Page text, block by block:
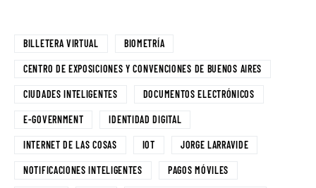
BILLETERA VIRTUAL BIOMETRÍA
CENTRO DE EXPOSICIONES Y CONVENCIONES DE BUENOS AIRES
CIUDADES INTELIGENTES DOCUMENTOS ELECTRÓNICOS
E-GOVERNMENT IDENTIDAD DIGITAL
INTERNET DE LAS COSAS IOT JORGE LARRAVIDE
NOTIFICACIONES INTELIGENTES PAGOS MÓVILES